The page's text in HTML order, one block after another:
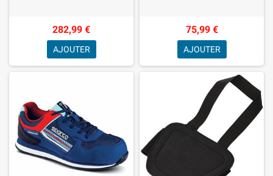
282,99 €
AJOUTER
75,99 €
AJOUTER